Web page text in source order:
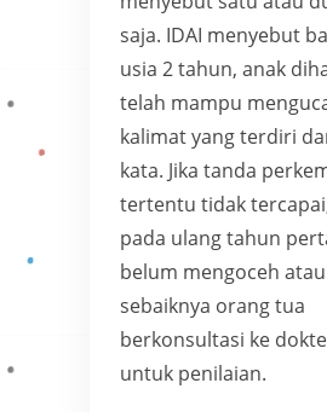
saja. IDAI menyebut
usia 2 tahun, anak
telah mampu
kalimat yang terdiri
kata. Jika tanda
tertentu tidak
pada ulang tahun
belum mengoceh
sebaiknya orang tua
berkonsultasi ke
untuk penilaian.